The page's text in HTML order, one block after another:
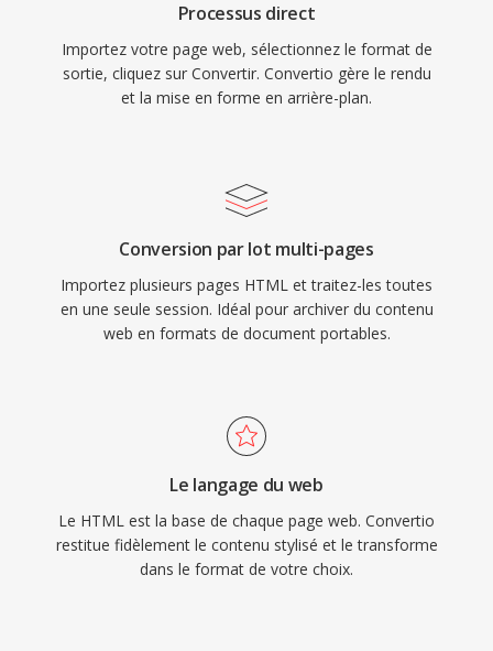
Processus direct
Importez votre page web, sélectionnez le format de
sortie, cliquez sur Convertir. Convertio gère le rendu
et la mise en forme en arrière-plan.
Conversion par lot multi-pages
Importez plusieurs pages HTML et traitez-les toutes
en une seule session. Idéal pour archiver du contenu
web en formats de document portables.
Le langage du web
Le HTML est la base de chaque page web. Convertio
restitue fidèlement le contenu stylisé et le transforme
dans le format de votre choix.